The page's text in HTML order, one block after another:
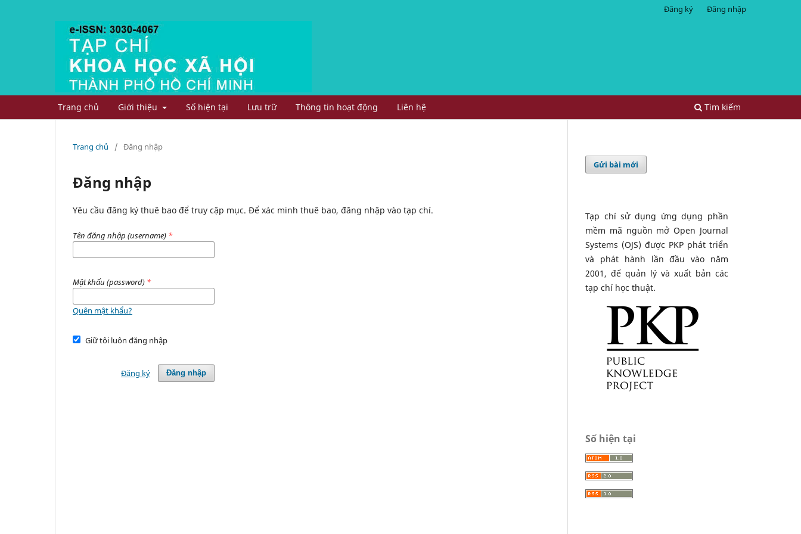
Trang chủ Giới thiệu Số hiện tại Lưu trữ Thông tin hoạt động Liên hệ Tìm kiếm
Đăng ký Đăng nhập
Trang chủ / Đăng nhập
Đăng nhập
Yêu cầu đăng ký thuê bao để truy cập mục. Để xác minh thuê bao, đăng nhập vào tạp chí.
Tên đăng nhập (username) *
Mật khấu (password) *
Quên mật khẩu?
Giữ tôi luôn đăng nhập
Đăng nhập
Đăng ký
Gửi bài mới
Tạp chí sử dụng ứng dụng phần
mềm mã nguồn mở Open Journal
Systems (OJS) được PKP phát triển
và phát hành lần đầu vào năm
2001, để quản lý và xuất bản các
tạp chí học thuật.
Số hiện tại